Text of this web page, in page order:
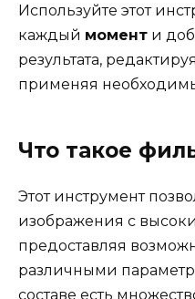
Используйте этот
каждый момент и
результата,
применяя
Что такое
Этот инструмент
изображения с
предоставляя
различными
составе есть